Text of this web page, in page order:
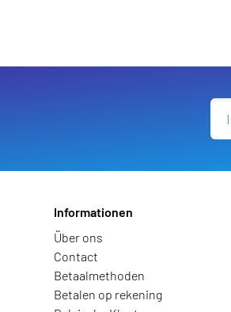
Informationen
Über ons
Contact
Betaalmethoden
Betalen op rekening